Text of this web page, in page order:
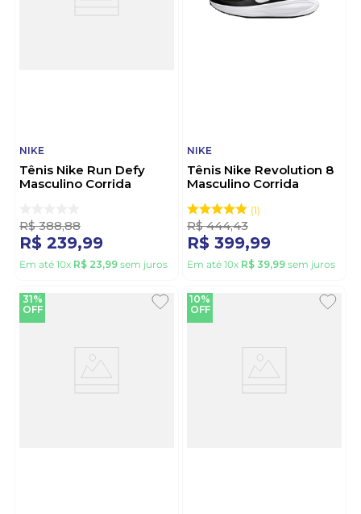
NIKE
Tênis Nike Run Defy
Masculino Corrida
R$ 388,88
R$ 239,99
Em até 10x R$ 23,99 sem juros
NIKE
Tênis Nike Revolution 8
Masculino Corrida
1
R$ 444,43
R$ 399,99
Em até 10x R$ 39,99 sem juros
31%
OFF
10%
OFF